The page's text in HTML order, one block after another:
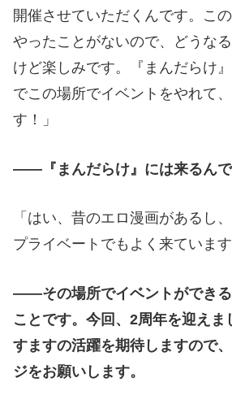
開催させていただくんです。こ
やったことがないので、どうな
けど楽しみです。『まんだらけ
でこの場所でイベントをやれて
す！」
――『まんだらけ』には来るんで
「はい、昔のエロ漫画があるし
プライベートでもよく来ています
――その場所でイベントができ
ことです。今回、2周年を迎えま
すますの活躍を期待しますので
ジをお願いします。